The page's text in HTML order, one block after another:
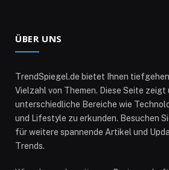
ÜBER UNS
TrendSpiegel.de bietet Ihnen
Vielzahl von Themen. Diese Seite zeigt
unterschiedliche Bereiche wie
und Lifestyle zu erkunden. Besuchen
für weitere spannende Artikel und
Trends.